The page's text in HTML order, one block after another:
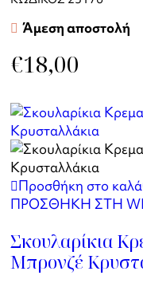
Άμεση αποστολή
€18,00
Προσθήκη στο
ΠΡΟΣΘΗΚΗ ΣΤΗ
Σκουλαρίκια
Μπρονζέ